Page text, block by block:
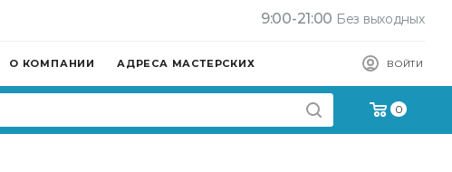
9:00-21:00 Без выходных
ВОЙТИ
О КОМПАНИИ АДРЕСА МАСТЕРСКИХ
0